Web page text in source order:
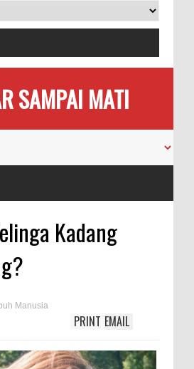
SAMPAI MATI
Kadang
Manusia
EMAIL
PRINT